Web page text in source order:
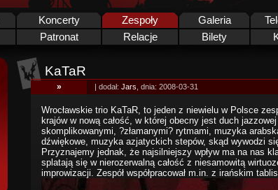
Koncerty Zespoły Galeria
Patronat Relacje Bilety
KaTaR
» | dodał: Jars , dnia: 2008-03-31
Wrocławskie trio KaTaR, to jeden z niewielu w Polsce
krajów w nową całość, w której obecny jest duch
skomplikowanymi, ?złamanymi? rytmami, muzyka
dźwiękowe, muzyka azjatyckich stepów, skąd wywodzi
Przyznajemy jednak, że najsilniejszy wpływ ma na nas
splatają się w nierozerwalną całość z niesamowitą
improwizacji. Zespół współpracował m.in. z irańskim